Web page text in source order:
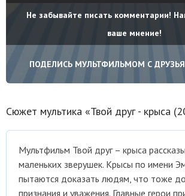
Не забывайте писать комментарии!
ваше мнение!
ПОДЕЛИСЬ МУЛЬТФИЛЬМОМ С
Сюжет мультика «Твой друг - крыса
Мультфильм Твой друг – крыса
маленьких зверушек. Крысы по имени
пытаются доказать людям, что тоже
признания и уважения. Главные герои